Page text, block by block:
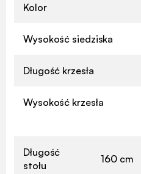
Kolor
Wysokość siedziska
Długość krzesła
Wysokość krzesła
Długość
stołu
160 cm